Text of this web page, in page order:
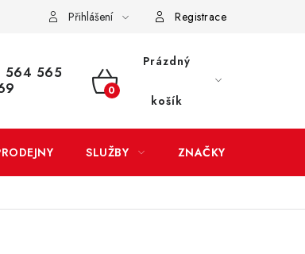
EXPEDICE ZBOŽÍ REKLAMACE ZAKOUPENÉHO ZBOŽÍ
Přihlášení Registrace
564 565
NÁKUPNÍ
Prázdný
košík
SLUŽBY ZNAČKY